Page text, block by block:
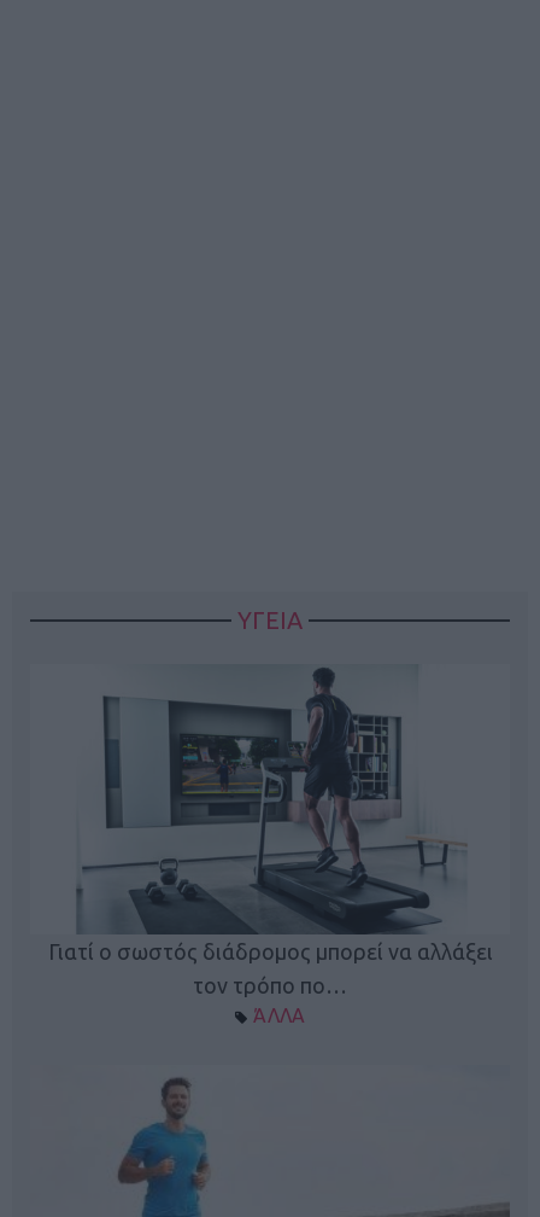
ΥΓΕΙΑ
Γιατί ο σωστός διάδρομος μπορεί να αλλάξει
τον τρόπο πο…
ΆΛΛΑ